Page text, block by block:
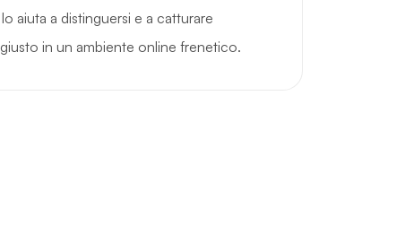
aiuta a distinguersi e a catturare
in un ambiente online frenetico.